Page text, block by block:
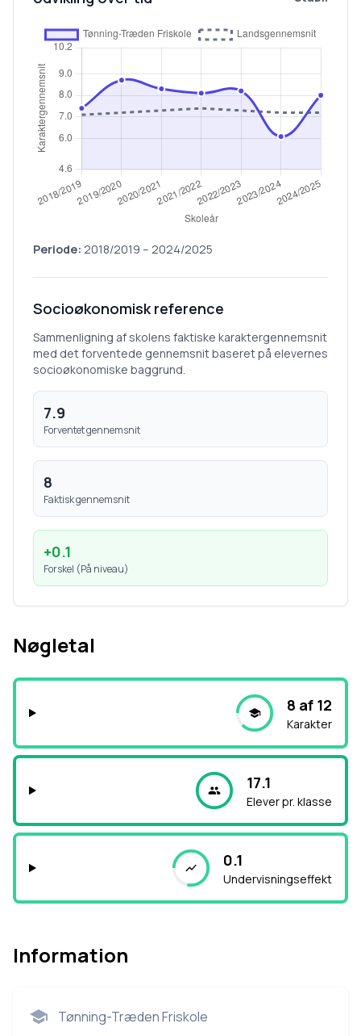
Periode: 2018/2019 – 2024/2025
Socioøkonomisk reference
Sammenligning af skolens faktiske karaktergennemsnit
med det forventede gennemsnit baseret på elevernes
socioøkonomiske baggrund.
7.9
Forventet gennemsnit
8
Faktisk gennemsnit
+0.1
Forskel (På niveau)
Nøgletal
8 af 12
Karakter
17.1
Elever pr. klasse
0.1
Undervisningseffekt
Information
Tønning-Træden Friskole